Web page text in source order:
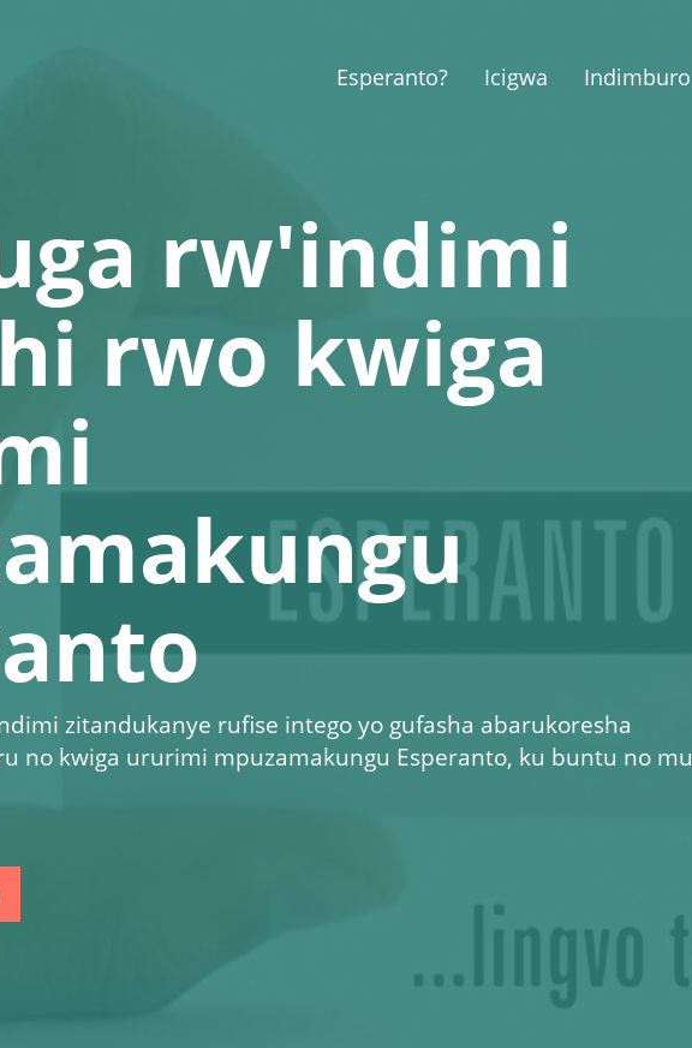
Esperanto? Icigwa Indimburo
rw'indimi
rwo kwiga
zitandukanye rufise intego yo gufasha abarukoresha
no kwiga ururimi mpuzamakungu Esperanto, ku buntu no mu